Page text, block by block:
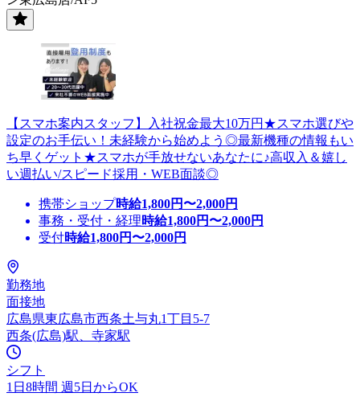
【スマホ案内スタッフ】入社祝金最大10万円★スマホ選びや
設定のお手伝い！未経験から始めよう◎最新機種の情報もい
ち早くゲット★スマホが手放せないあなたに♪高収入＆嬉し
い週払い/スピード採用・WEB面談◎
携帯ショップ時給1,800円〜2,000円
事務・受付・経理時給1,800円〜2,000円
受付時給1,800円〜2,000円
勤務地
面接地
広島県東広島市西条土与丸1丁目5-7
西条(広島)駅、寺家駅
シフト
1日8時間 週5日からOK